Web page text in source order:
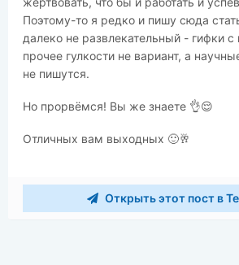
Поэтому-то я редко и пишу сюда
далеко не развлекательный - гифки
прочее гулкости не вариант, а
не пишутся.
Но прорвёмся! Вы же знаете 👌😌
Отличных вам выходных 🙂🥂
Открыть этот пост в